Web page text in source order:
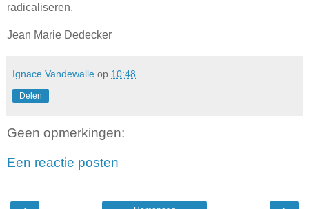
radicaliseren.
Jean Marie Dedecker
Ignace Vandewalle op 10:48
Delen
Geen opmerkingen:
Een reactie posten